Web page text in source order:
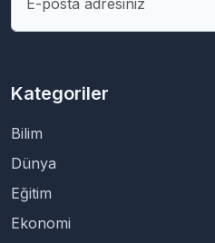
Kategoriler
Bilim
Dünya
Eğitim
Ekonomi